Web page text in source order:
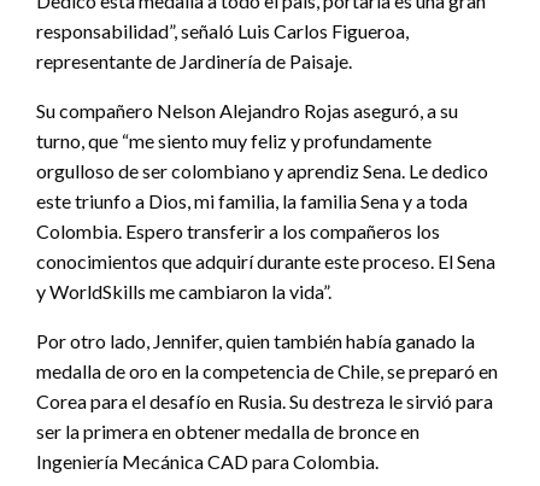
responsabilidad”, señaló Luis Carlos Figueroa,
representante de Jardinería de Paisaje.
Su compañero Nelson Alejandro Rojas aseguró, a su
turno, que “me siento muy feliz y profundamente
orgulloso de ser colombiano y aprendiz Sena. Le dedico
este triunfo a Dios, mi familia, la familia Sena y a toda
Colombia. Espero transferir a los compañeros los
conocimientos que adquirí durante este proceso. El Sena
y WorldSkills me cambiaron la vida”.
Por otro lado, Jennifer, quien también había ganado la
medalla de oro en la competencia de Chile, se preparó en
Corea para el desafío en Rusia. Su destreza le sirvió para
ser la primera en obtener medalla de bronce en
Ingeniería Mecánica CAD para Colombia.